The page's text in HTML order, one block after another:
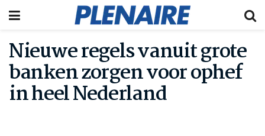
Nieuwe regels vanuit grote
banken zorgen voor ophef
in heel Nederland